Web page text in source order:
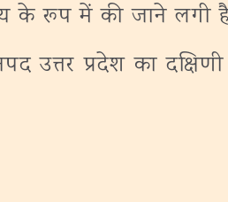
के रूप में की जाने लगी
प्रदेश का दक्षिणी